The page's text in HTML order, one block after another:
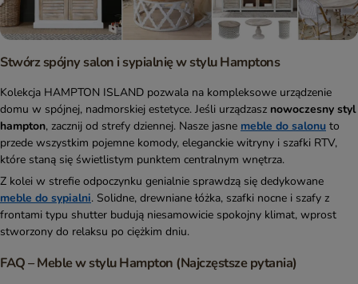
Stwórz spójny salon i sypialnię w stylu Hamptons
Kolekcja HAMPTON ISLAND pozwala na kompleksowe urządzenie
domu w spójnej, nadmorskiej estetyce. Jeśli urządzasz nowoczesny styl
hampton, zacznij od strefy dziennej. Nasze jasne meble do salonu to
przede wszystkim pojemne komody, eleganckie witryny i szafki RTV,
które staną się świetlistym punktem centralnym wnętrza.
Z kolei w strefie odpoczynku genialnie sprawdzą się dedykowane
meble do sypialni. Solidne, drewniane łóżka, szafki nocne i szafy z
frontami typu shutter budują niesamowicie spokojny klimat, wprost
stworzony do relaksu po ciężkim dniu.
FAQ – Meble w stylu Hampton (Najczęstsze pytania)